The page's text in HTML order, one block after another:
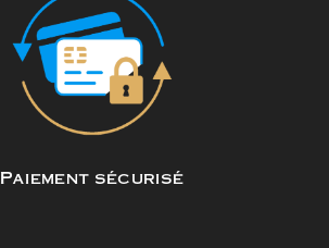
Paiement sécurisé